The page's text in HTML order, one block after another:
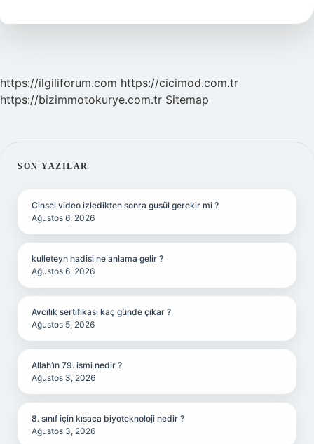
Vitaminleri
https://ilgiliforum.com https://cicimod.com.tr
https://bizimmotokurye.com.tr Sitemap
SIDEBAR
SON YAZILAR
Cinsel video izledikten sonra gusül gerekir mi ?
Ağustos 6, 2026
kulleteyn hadisi ne anlama gelir ?
Ağustos 6, 2026
Avcılık sertifikası kaç günde çıkar ?
Ağustos 5, 2026
Allah’ın 79. ismi nedir ?
Ağustos 3, 2026
8. sınıf için kısaca biyoteknoloji nedir ?
Ağustos 3, 2026